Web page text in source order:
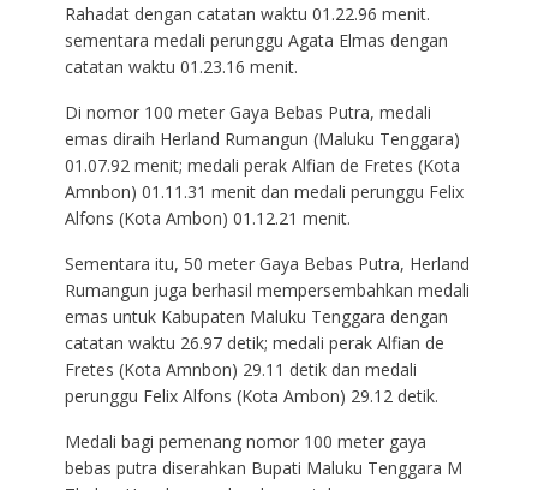
Rahadat dengan catatan waktu 01.22.96 menit.
sementara medali perunggu Agata Elmas dengan
catatan waktu 01.23.16 menit.
Di nomor 100 meter Gaya Bebas Putra, medali
emas diraih Herland Rumangun (Maluku Tenggara)
01.07.92 menit; medali perak Alfian de Fretes (Kota
Amnbon) 01.11.31 menit dan medali perunggu Felix
Alfons (Kota Ambon) 01.12.21 menit.
Sementara itu, 50 meter Gaya Bebas Putra, Herland
Rumangun juga berhasil mempersembahkan medali
emas untuk Kabupaten Maluku Tenggara dengan
catatan waktu 26.97 detik; medali perak Alfian de
Fretes (Kota Amnbon) 29.11 detik dan medali
perunggu Felix Alfons (Kota Ambon) 29.12 detik.
Medali bagi pemenang nomor 100 meter gaya
bebas putra diserahkan Bupati Maluku Tenggara M